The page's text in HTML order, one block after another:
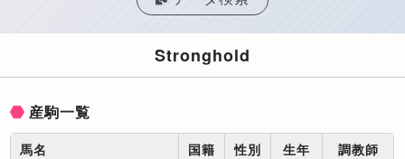
Stronghold
産駒一覧
馬名 国籍 性別 生年
調教師